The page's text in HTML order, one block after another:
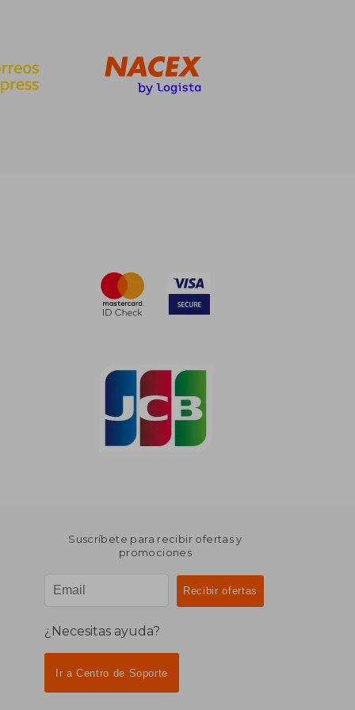
Suscríbete para recibir ofertas y
promociones
¿Necesitas ayuda?
Ir a Centro de Soporte